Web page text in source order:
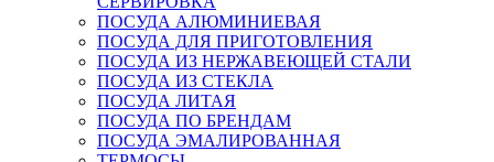
ПОСУДА АЛЮМИНИЕВАЯ
ПОСУДА ДЛЯ ПРИГОТОВЛЕНИЯ
ПОСУДА ИЗ НЕРЖАВЕЮЩЕЙ СТАЛИ
ПОСУДА ИЗ СТЕКЛА
ПОСУДА ЛИТАЯ
ПОСУДА ПО БРЕНДАМ
ПОСУДА ЭМАЛИРОВАННАЯ